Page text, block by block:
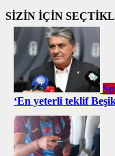
SİZİN İÇİN
‘En yeterli teklif